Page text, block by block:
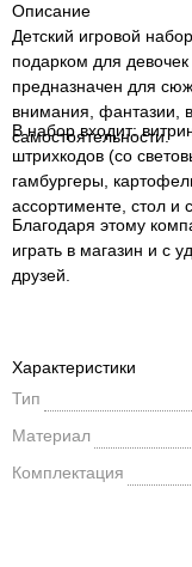
Описание
Детский игровой
подарком для
предназначен для
внимания, фантазии,
самостоятельности.
В набор входит:
штрихкодов (со
гамбургеры,
ассортименте, стол и
Благодаря этому
играть в магазин и с
друзей.
Характеристики
Тип
Материал
Комплектация